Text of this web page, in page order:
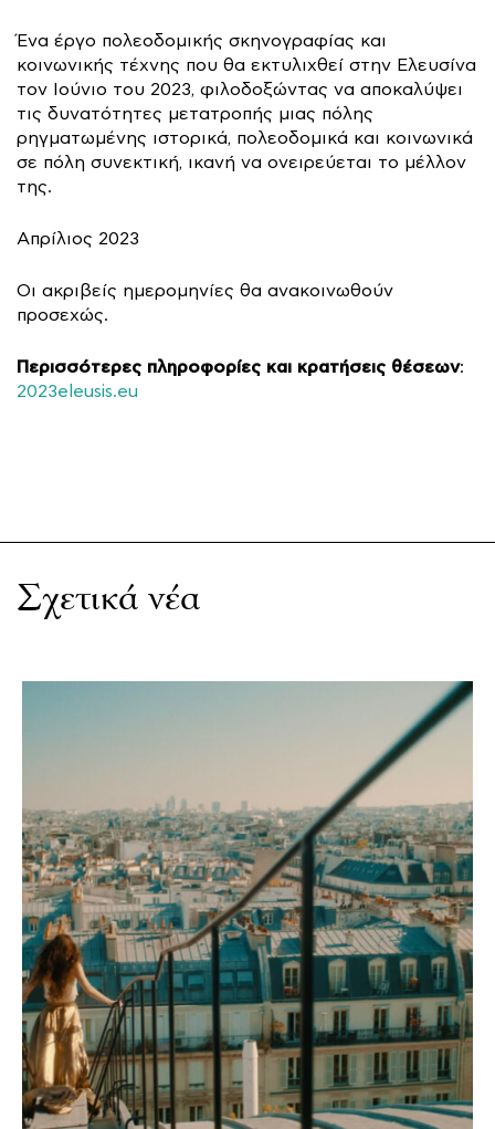
Ένα έργο πολεοδομικής σκηνογραφίας και
κοινωνικής τέχνης που θα εκτυλιχθεί στην Ελευσίνα
τον Ιούνιο του 2023, φιλοδοξώντας να αποκαλύψει
τις δυνατότητες μετατροπής μιας πόλης
ρηγματωμένης ιστορικά, πολεοδομικά και κοινωνικά
σε πόλη συνεκτική, ικανή να ονειρεύεται το μέλλον
της.
Απρίλιος 2023
Οι ακριβείς ημερομηνίες θα ανακοινωθούν
προσεχώς.
Περισσότερες πληροφορίες και κρατήσεις θέσεων:
2023eleusis.eu
Σχετικά νέα